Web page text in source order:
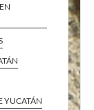
YUCATÁN